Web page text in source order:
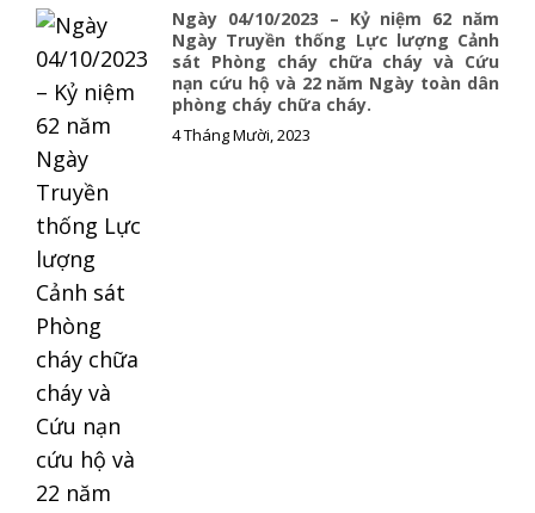
Ngày 04/10/2023 – Kỷ niệm 62 năm
Ngày Truyền thống Lực lượng Cảnh
sát Phòng cháy chữa cháy và Cứu
nạn cứu hộ và 22 năm Ngày toàn dân
phòng cháy chữa cháy.
4 Tháng Mười, 2023